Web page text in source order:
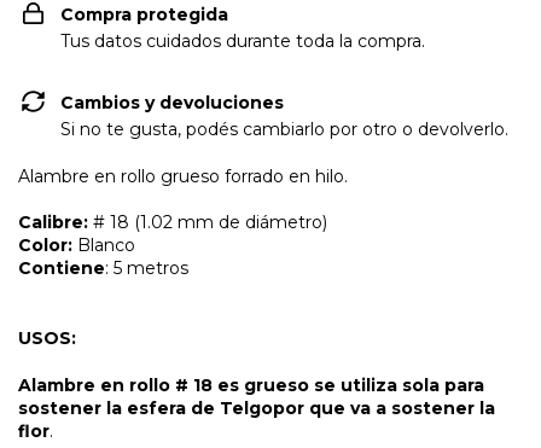
Compra protegida
Tus datos cuidados durante toda la compra.
Cambios y devoluciones
Si no te gusta, podés cambiarlo por otro o devolverlo.
Alambre en rollo grueso forrado en hilo.
Calibre: # 18 (1.02 mm de diámetro)
Color: Blanco
Contiene: 5 metros
USOS:
Alambre en rollo # 18 es grueso se utiliza sola para
sostener la esfera de Telgopor que va a sostener la
flor.